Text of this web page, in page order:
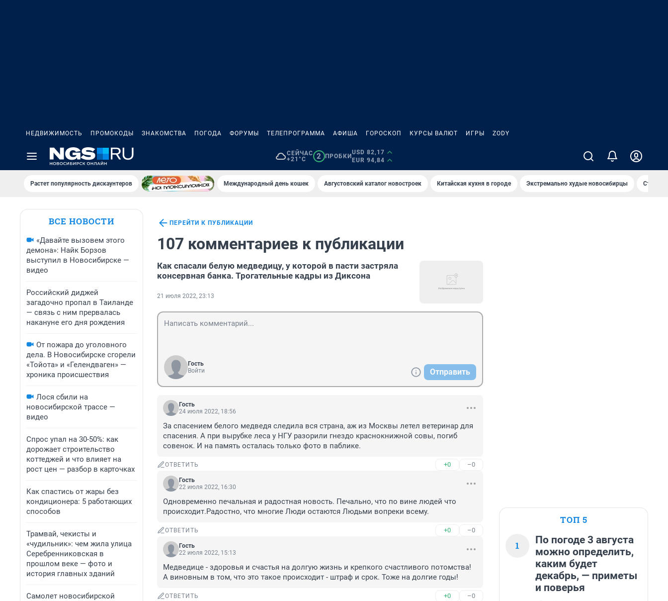
НЕДВИЖИМОСТЬ ПРОМОКОДЫ ЗНАКОМСТВА ПОГОДА ФОРУМЫ ТЕЛЕПРОГРАММА АФИША ГОРОСКОП КУРСЫ ВАЛЮТ ИГРЫ ZODY
СЕЙЧАС
+21°C
2 ПРОБКИ
USD 82,17
EUR 94,84
Растет популярность дискаунтеров Международный день кошек Августовский каталог новостроек Китайская кухня в городе Экстремально худые новосибирцы Старт
ВСЕ НОВОСТИ
«Давайте вызовем этого
демона»: Найк Борзов
выступил в Новосибирске —
видео
Российский диджей
загадочно пропал в Таиланде
— связь с ним прервалась
накануне его дня рождения
От пожара до уголовного
дела. В Новосибирске сгорели
«Тойота» и «Гелендваген» —
хроника происшествия
Лося сбили на
новосибирской трассе —
видео
Спрос упал на 30-50%: как
дорожает строительство
коттеджей и что влияет на
рост цен — разбор в карточках
Как спастись от жары без
кондиционера: 5 работающих
способов
Трамвай, чекисты и
«чудильник»: чем жила улица
Серебренниковская в
прошлом веке — фото и
история главных зданий
Самолет новосибирской
ПЕРЕЙТИ К ПУБЛИКАЦИИ
107 комментариев к публикации
Как спасали белую медведицу, у которой в пасти застряла
консервная банка. Трогательные кадры из Диксона
21 июля 2022, 23:13
Гость
Войти
Отправить
Гость
24 июля 2022, 18:56
За спасением белого медведя следила вся страна, аж из Москвы летел ветеринар для
спасения. А при вырубке леса у НГУ разорили гнездо краснокнижной совы, погиб
совенок. И на память осталась только фото в паблике.
ОТВЕТИТЬ +0 –0
Гость
22 июля 2022, 16:30
Одновременно печальная и радостная новость. Печально, что по вине людей что
происходит.Радостно, что многие Люди остаются Людьми вопреки всему.
ОТВЕТИТЬ +0 –0
Гость
22 июля 2022, 15:13
Медведице - здоровья и счастья на долгую жизнь и крепкого счастливого потомства!
А виновным в том, что это такое происходит - штраф и срок. Тоже на долгие годы!
ОТВЕТИТЬ +0 –0
ТОП 5
1
По погоде 3 августа
можно определить,
каким будет
декабрь, — приметы
и поверья